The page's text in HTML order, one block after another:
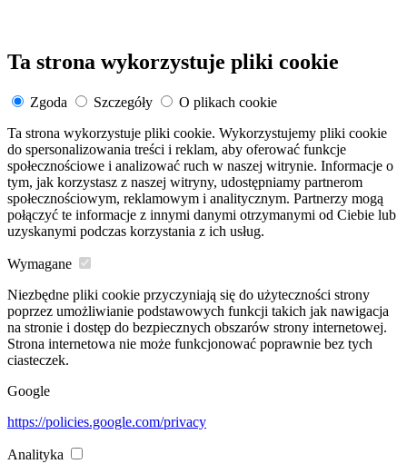
Ta strona wykorzystuje pliki cookie
Zgoda Szczegóły
O plikach cookie
Ta strona wykorzystuje pliki cookie. Wykorzystujemy pliki cookie
do spersonalizowania treści i reklam, aby oferować funkcje
społecznościowe i analizować ruch w naszej witrynie. Informacje o
tym, jak korzystasz z naszej witryny, udostępniamy partnerom
społecznościowym, reklamowym i analitycznym. Partnerzy mogą
połączyć te informacje z innymi danymi otrzymanymi od Ciebie lub
uzyskanymi podczas korzystania z ich usług.
Wymagane
Niezbędne pliki cookie przyczyniają się do użyteczności strony
poprzez umożliwianie podstawowych funkcji takich jak nawigacja
na stronie i dostęp do bezpiecznych obszarów strony internetowej.
Strona internetowa nie może funkcjonować poprawnie bez tych
ciasteczek.
Google
https://policies.google.com/privacy
Analityka